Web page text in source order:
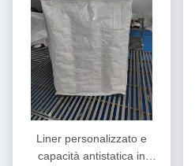
Liner personalizzato e
capacità antistatica in